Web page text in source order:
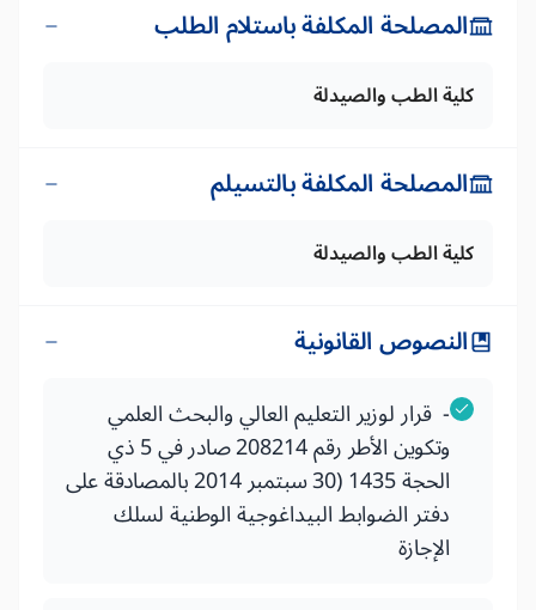
المصلحة المكلفة باستلام الطلب
كلية الطب والصيدلة
المصلحة المكلفة بالتسيلم
كلية الطب والصيدلة
النصوص القانونية
- قرار لوزير التعليم العالي والبحث العلمي
وتكوين الأطر رقم 208214 صادر في 5 ذي
الحجة 1435 (30 سبتمبر 2014 بالمصادقة على
دفتر الضوابط البيداغوجية الوطنية لسلك
الإجازة